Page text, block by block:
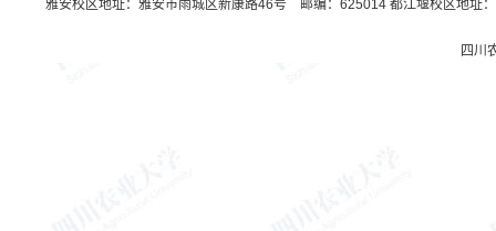
雅安校区地址：雅安市雨城区新康路46号 邮编：625014 都江堰校区地址
四川